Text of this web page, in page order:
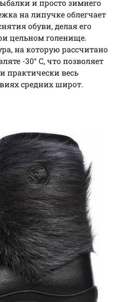
и просто зимнего
на липучке облегчает
обуви, делая его
цельном голенище.
на которую рассчитано
-30° С, что позволяет
практически весь
средних широт.